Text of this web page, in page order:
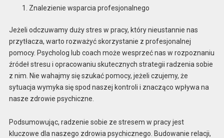
Znalezienie wsparcia profesjonalnego
Jeżeli odczuwamy duży stres w pracy, który nieustannie nas
przytłacza, warto rozważyć skorzystanie z profesjonalnej
pomocy. Psycholog lub coach może wesprzeć nas w rozpoznaniu
źródeł stresu i opracowaniu skutecznych strategii radzenia sobie
z nim. Nie wahajmy się szukać pomocy, jeżeli czujemy, że
sytuacja wymyka się spod naszej kontroli i znacząco wpływa na
nasze zdrowie psychiczne.
Podsumowując, radzenie sobie ze stresem w pracy jest
kluczowe dla naszego zdrowia psychicznego. Budowanie relacji,